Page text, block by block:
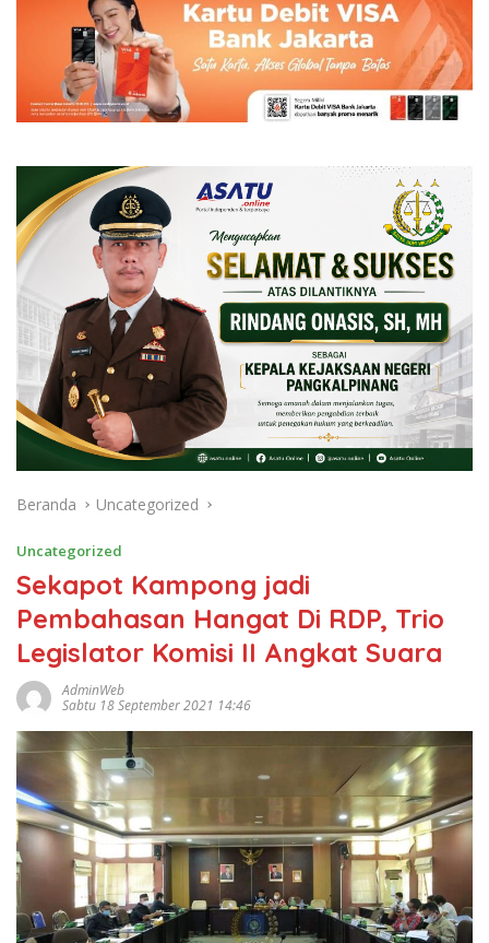
Beranda Uncategorized
Uncategorized
Sekapot Kampong jadi
Pembahasan Hangat Di RDP, Trio
Legislator Komisi II Angkat Suara
AdminWeb
Sabtu 18 September 2021 14:46